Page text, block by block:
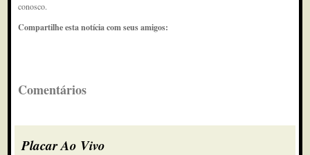
conosco.
Compartilhe esta notícia com seus amigos:
Comentários
Placar Ao Vivo